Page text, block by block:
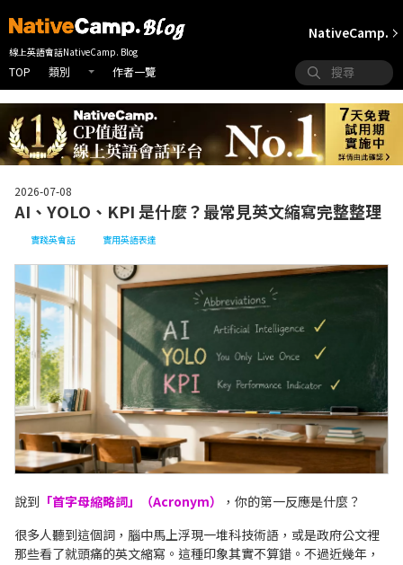
線上英語會話NativeCamp. Blog
TOP 類別 作者一覽
NativeCamp.
2026-07-08
AI、YOLO、KPI 是什麼？最常見英文縮寫完整整理
實踐英會話 實用英語表達
說到 「首字母縮略詞」（Acronym）
，你的第一反應是什麼？
很多人聽到這個詞，腦中馬上浮現一堆科技術語，或是政府公文裡
那些看了就頭痛的英文縮寫。這種印象其實不算錯。不過近幾年，